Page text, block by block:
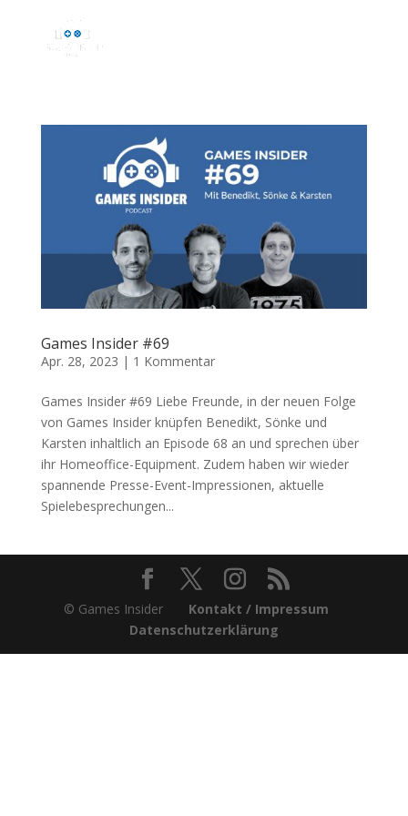
Games Insider #69
Apr. 28, 2023 | 1 Kommentar
Games Insider #69 Liebe Freunde, in der neuen Folge
von Games Insider knüpfen Benedikt, Sönke und
Karsten inhaltlich an Episode 68 an und sprechen über
ihr Homeoffice-Equipment. Zudem haben wir wieder
spannende Presse-Event-Impressionen, aktuelle
Spielebesprechungen...
© Games Insider Kontakt / Impressum
Datenschutzerklärung